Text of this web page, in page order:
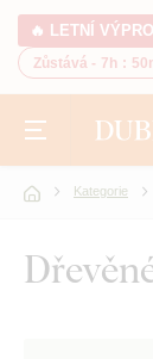
🔥 LETNÍ
Zůstává - 7h :
Kategorie